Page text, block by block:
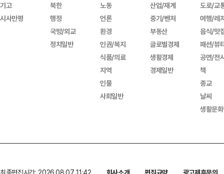
기고
시사만평
북한
행정
국방/외교
정치일반
노동
언론
환경
인권/복지
식품/의료
지역
인물
사회일반
산업/재계
중기/벤처
부동산
글로벌경제
생활경제
경제일반
도로/교
여행/레
음식/맛
패션/뷰
공연/전
책
종교
날씨
생활문